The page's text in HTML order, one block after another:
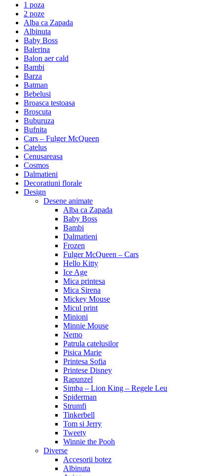
1 poza
2 poze
Alba ca Zapada
Albinuta
Baby Boss
Balerina
Balon aer cald
Bambi
Barza
Batman
Bebelusi
Broasca testoasa
Broscuta
Buburuza
Bufnita
Cars – Fulger McQueen
Catelus
Cenusareasa
Cosmos
Dalmatieni
Decoratiuni florale
Design
Desene animate
Alba ca Zapada
Baby Boss
Bambi
Dalmatieni
Frozen
Fulger McQueen – Cars
Hello Kitty
Ice Age
Mica printesa
Mica Sirena
Mickey Mouse
Micul print
Minioni
Minnie Mouse
Nemo
Patrula catelusilor
Pisica Marie
Printesa Sofia
Printese Disney
Rapunzel
Simba – Lion King – Regele Leu
Spiderman
Strumfi
Tinkerbell
Tom si Jerry
Tweety
Winnie the Pooh
Diverse
Accesorii botez
Albinuta